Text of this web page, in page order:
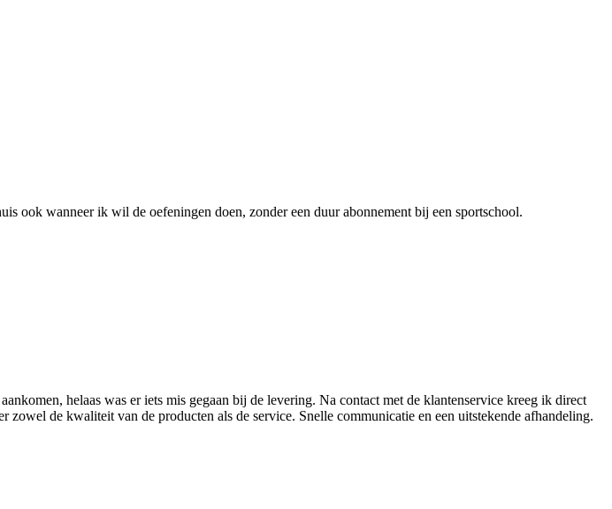
ook wanneer ik wil de oefeningen doen, zonder een duur abonnement bij een sportschool.
helaas was er iets mis gegaan bij de levering. Na contact met de klantenservice kreeg ik direct
de kwaliteit van de producten als de service. Snelle communicatie en een uitstekende afhandeling.